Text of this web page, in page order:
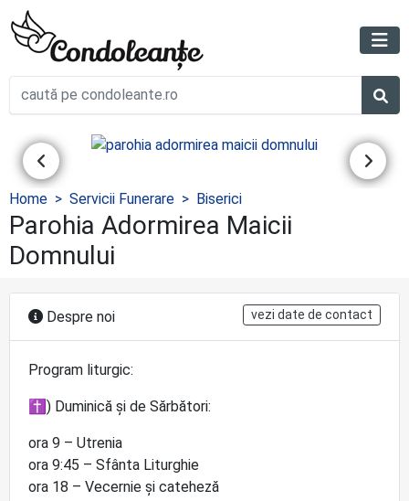
Home Servicii Funerare Biserici
Parohia Adormirea Maicii
Domnului
Despre noi vezi date de contact
Program liturgic:
✝) Duminică şi de Sărbători:
ora 9 – Utrenia
ora 9:45 – Sfânta Liturghie
ora 18 – Vecernie și cateheză